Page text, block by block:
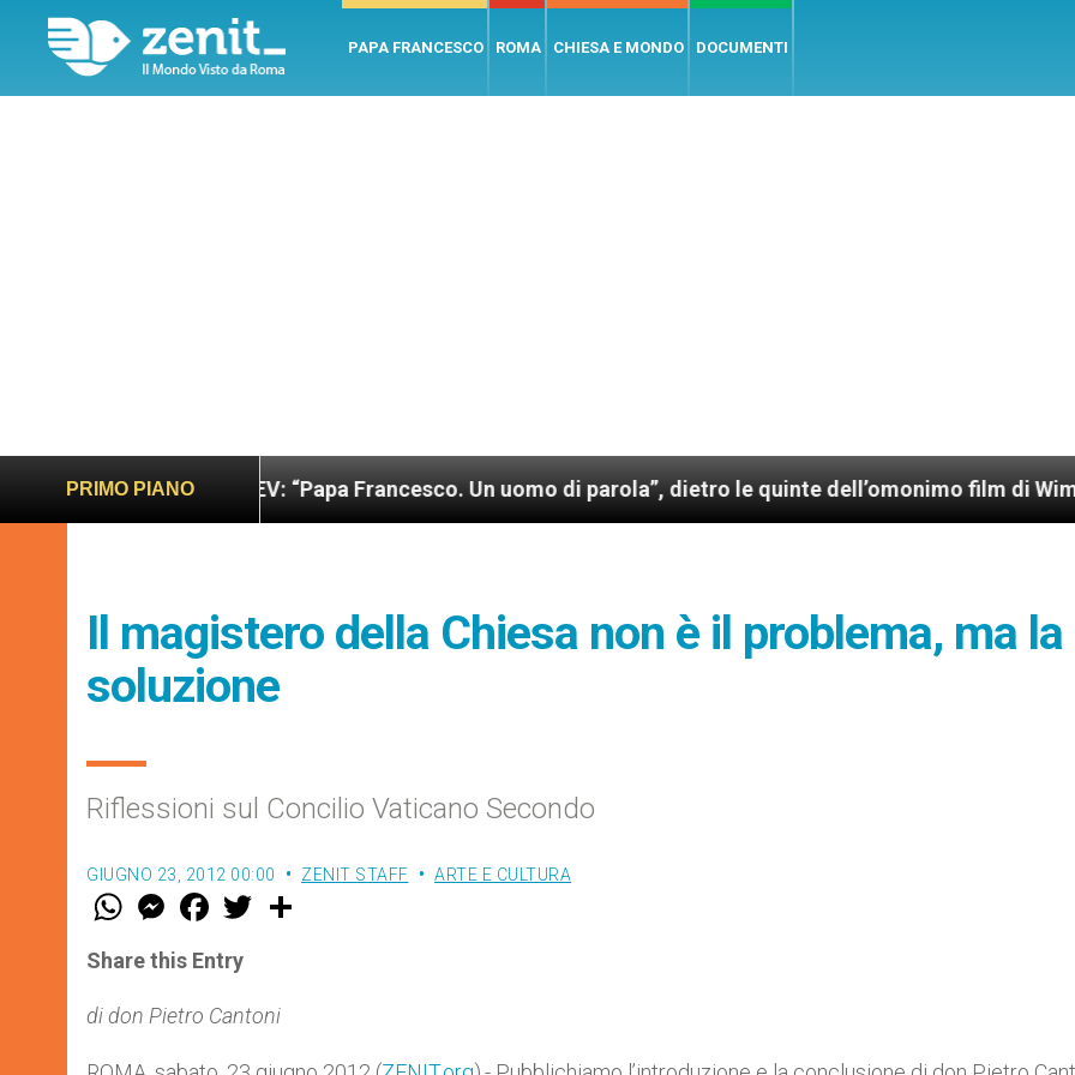
PAPA FRANCESCO ROMA CHIESA E MONDO DOCUMENTI
PRIMO PIANO
LEV: “Papa Francesco. Un uomo di parola”, dietro le quinte dell’omonimo film di Wim Wenders
Il magistero della Chiesa non è il problema, ma la
soluzione
Riflessioni sul Concilio Vaticano Secondo
GIUGNO 23, 2012 00:00 ZENIT STAFF ARTE E CULTURA
W
t
s
p
p
M
e
s
e
g
e
F
a
e
b
o
k
w
r
Share this Entry
di don Pietro Cantoni